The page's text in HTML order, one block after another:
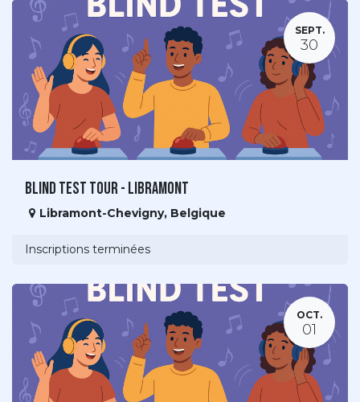
SEPT.
30
Blind Test Tour - Libramont
Libramont-Chevigny, Belgique
Inscriptions terminées
OCT.
01